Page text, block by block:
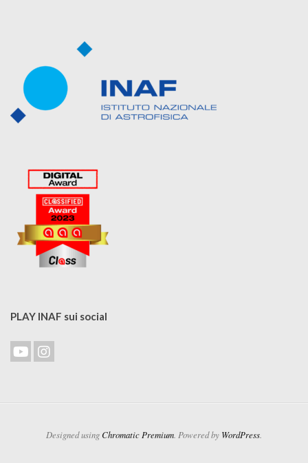
PLAY INAF sui social
Designed usingChromatic Premium . Powered by WordPress